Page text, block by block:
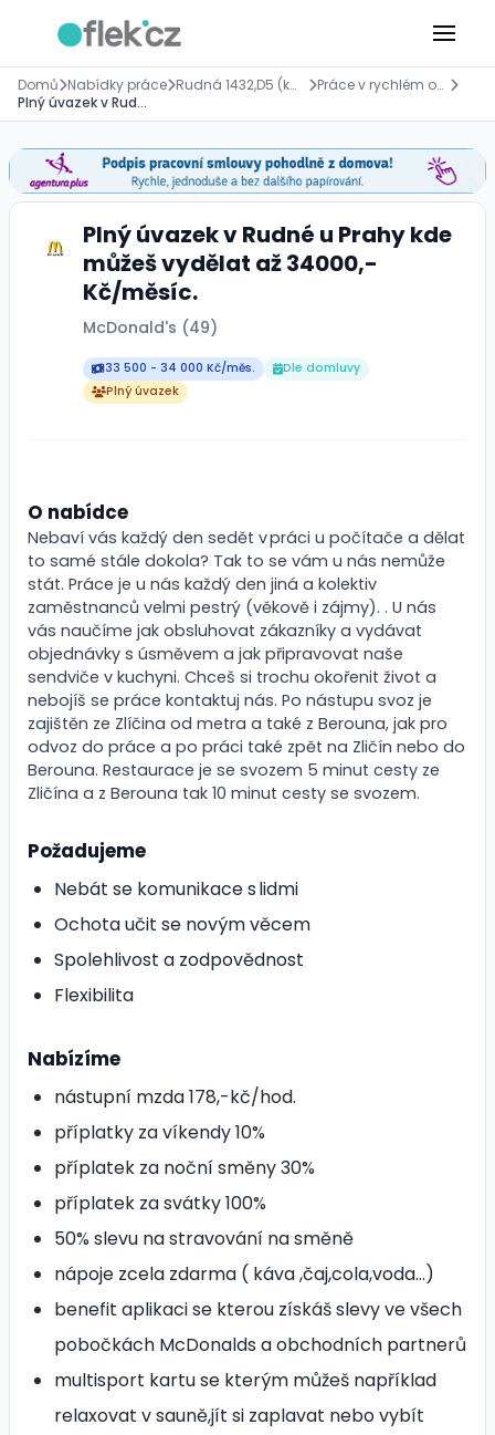
Domů Nabídky práce Rudná 1432,D5 (km 4 - směr Plzeň),, Praha
Práce v rychlém občerstvení
Plný úvazek v Rudné u Prahy kde můžeš vydělat až 34000,- Kč/měsíc.
Plný úvazek v Rudné u Prahy kde
můžeš vydělat až 34000,-
Kč/měsíc.
McDonald's (49)
33 500 - 34 000 Kč/měs.
Dle domluvy
Plný úvazek
O nabídce
Nebaví vás každý den sedět v práci u počítače a dělat
to samé stále dokola? Tak to se vám u nás nemůže
stát. Práce je u nás každý den jiná a kolektiv
zaměstnanců velmi pestrý (věkově i zájmy). . U nás
vás naučíme jak obsluhovat zákazníky a vydávat
objednávky s úsměvem a jak připravovat naše
sendviče v kuchyni. Chceš si trochu okořenit život a
nebojíš se práce kontaktuj nás. Po nástupu svoz je
zajištěn ze Zlíčina od metra a také z Berouna, jak pro
odvoz do práce a po práci také zpět na Zličín nebo do
Berouna. Restaurace je se svozem 5 minut cesty ze
Zličína a z Berouna tak 10 minut cesty se svozem.
Požadujeme
Nebát se komunikace s lidmi
Ochota učit se novým věcem
Spolehlivost a zodpovědnost
Flexibilita
Nabízíme
nástupní mzda 178,-kč/hod.
příplatky za víkendy 10%
příplatek za noční směny 30%
příplatek za svátky 100%
50% slevu na stravování na směně
nápoje zcela zdarma ( káva ,čaj,cola,voda...)
benefit aplikaci se kterou získáš slevy ve všech
pobočkách McDonalds a obchodních partnerů
multisport kartu se kterým můžeš například
relaxovat v sauně,jít si zaplavat nebo vybít